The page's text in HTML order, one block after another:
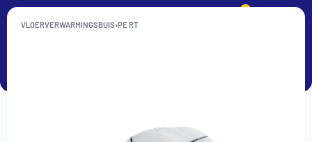
VLOERVERWARMINGSBUIS›PE RT